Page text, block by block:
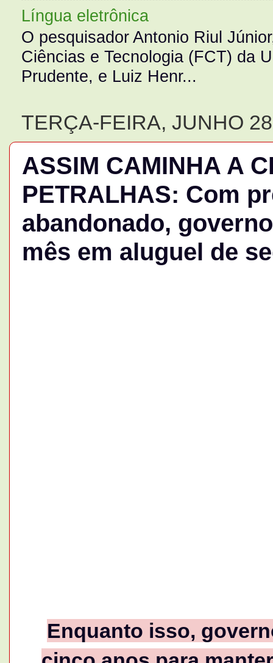
Língua eletrônica
O pesquisador Antonio Riul
Ciências e Tecnologia (FCT) da
Prudente, e Luiz Henr...
TERÇA-FEIRA, JUNHO
ASSIM CAMINHA A
PETRALHAS: Com
abandonado,
mês em aluguel de
Enquanto isso,